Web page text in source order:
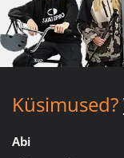
Küsimused?
Abi